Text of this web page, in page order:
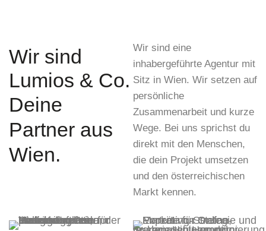
Wir sind
Lumios & Co.
Deine
Partner aus
Wien.
Wir sind eine
inhabergeführte Agentur mit
Sitz in Wien. Wir setzen auf
persönliche
Zusammenarbeit und kurze
Wege. Bei uns sprichst du
direkt mit den Menschen,
die dein Projekt umsetzen
und den österreichischen
Markt kennen.